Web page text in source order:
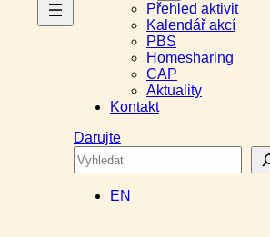
Přehled aktivit
Kalendář akcí
PBS
Homesharing
CAP
Aktuality
Kontakt
Darujte
Search
EN